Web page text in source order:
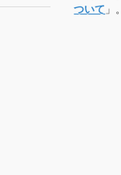
ついて 」。